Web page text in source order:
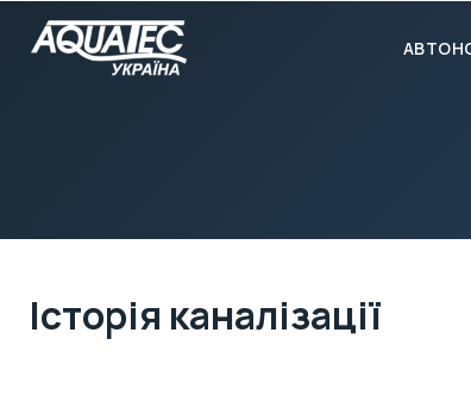
Історія каналізації